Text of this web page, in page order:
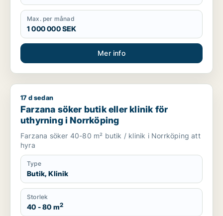
Max. per månad
1 000 000 SEK
Mer info
Farzana söker butik eller klinik för uthyrning i Norrköping
17 d sedan
Farzana söker butik eller klinik för
uthyrning i Norrköping
Farzana söker 40-80 m² butik / klinik i Norrköping att
hyra
Type
Butik, Klinik
Storlek
40 - 80 m2